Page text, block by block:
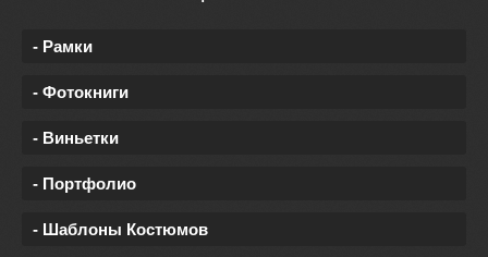
- Рамки
- Фотокниги
- Виньетки
- Портфолио
- Шаблоны Костюмов